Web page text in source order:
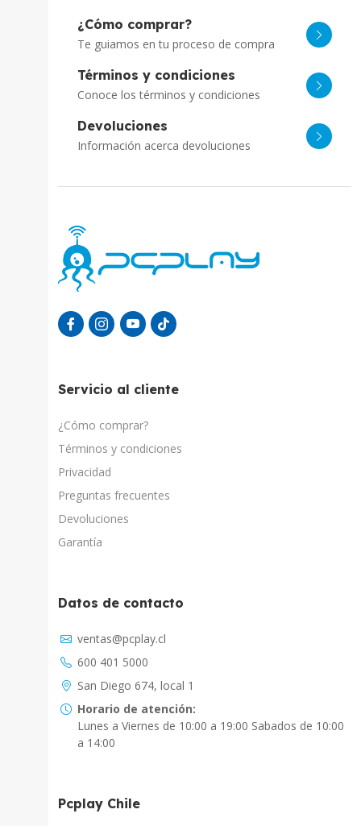
¿Cómo comprar?
Te guiamos en tu proceso de compra
Términos y condiciones
Conoce los términos y condiciones
Devoluciones
Información acerca devoluciones
Servicio al cliente
¿Cómo comprar?
Términos y condiciones
Privacidad
Preguntas frecuentes
Devoluciones
Garantía
Datos de contacto
ventas@pcplay.cl
600 401 5000
San Diego 674, local 1
Horario de atención:
Lunes a Viernes de 10:00 a 19:00 Sabados de 10:00
a 14:00
Pcplay Chile
Chat con IA
PcPlay Santiago / Web
Hola soy Freddy, en que puedo ayudarte...
PcPlay Santiago / Tienda
PCPlay Osorno